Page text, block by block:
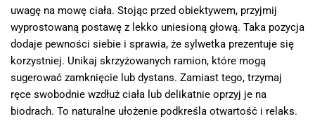
uwagę na mowę ciała. Stojąc przed obiektywem, przyjmij
wyprostowaną postawę z lekko uniesioną głową. Taka pozycja
dodaje pewności siebie i sprawia, że sylwetka prezentuje się
korzystniej. Unikaj skrzyżowanych ramion, które mogą
sugerować zamknięcie lub dystans. Zamiast tego, trzymaj
ręce swobodnie wzdłuż ciała lub delikatnie oprzyj je na
biodrach. To naturalne ułożenie podkreśla otwartość i relaks.